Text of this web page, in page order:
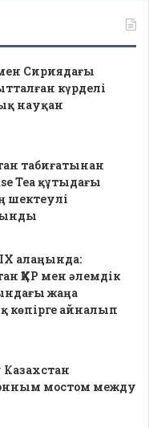
Сириядағы
күрделі
науқан
табиғатынан
Tea құтыдағы
алаңында:
ҚХР мен әлемдік
жаңа
көпірге айналып
мостом между